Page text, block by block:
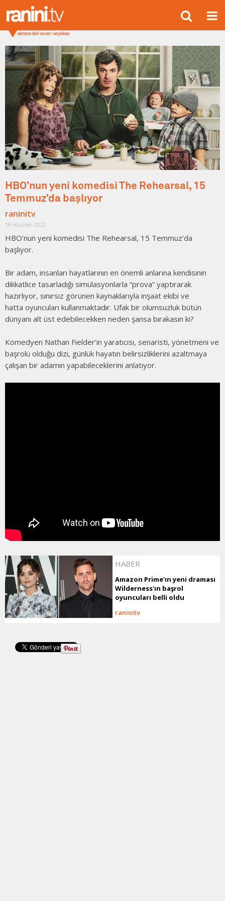
HBO’nun yeni komedisi The Rehearsal, 15
Temmuz’da başlıyor
raninitv
18 Haziran 2022
HBO’nun yeni komedisi The Rehearsal, 15 Temmuz’da
başlıyor.
Bir adam, insanları hayatlarının en önemli anlarına kendisinin
dikkatlice tasarladığı simülasyonlarla “prova” yaptırarak
hazırlıyor, sınırsız görünen kaynaklarıyla inşaat ekibi ve
hatta oyuncuları kullanmaktadır. Ufak bir olumsuzluk bütün
dünyanı alt üst edebilecekken neden şansa bırakasın ki?
Komedyen Nathan Fielder’in yaratıcısı, senaristi, yönetmeni ve
başrolü olduğu dizi, günlük hayatın belirsizliklerini azaltmaya
çalışan bir adamın yapabileceklerini anlatıyor.
HABER
Amazon Prime'ın yeni draması
Wilderness'ın başrol
oyuncuları belli oldu
raninitv